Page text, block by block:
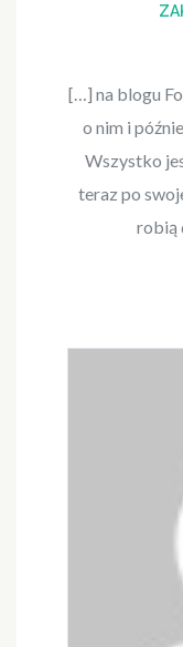
[…] na blogu
o nim i
Wszystko
teraz po
robią